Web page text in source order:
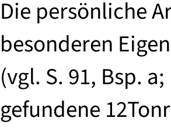
Die persönliche
besonderen
(vgl. S. 91, Bsp.
gefundene